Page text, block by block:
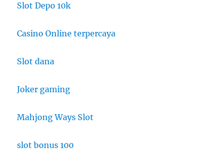
Slot Depo 10k
Casino Online terpercaya
Slot dana
Joker gaming
Mahjong Ways Slot
slot bonus 100